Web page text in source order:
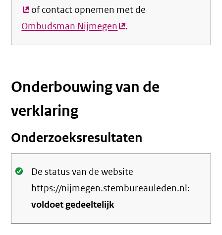
of contact opnemen met de
Ombudsman Nijmegen(externe
link)
.
Onderbouwing van de
verklaring
Onderzoeksresultaten
Oké.
De status van de website
https://nijmegen.stembureauleden.nl:
voldoet gedeeltelijk